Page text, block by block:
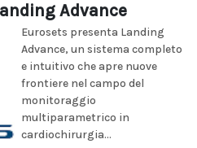
Advance
Eurosets presenta Landing
Advance, un sistema completo
e intuitivo che apre nuove
frontiere nel campo del
monitoraggio
multiparametrico in
cardiochirurgia...